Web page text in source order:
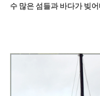
수 많은 섬들과 바다가 빚